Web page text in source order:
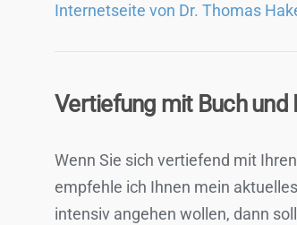
Internetseite von Dr. Thomas
Vertiefung mit Buch
Wenn Sie sich vertiefend mit
empfehle ich Ihnen mein aktuelles
intensiv angehen wollen, dann